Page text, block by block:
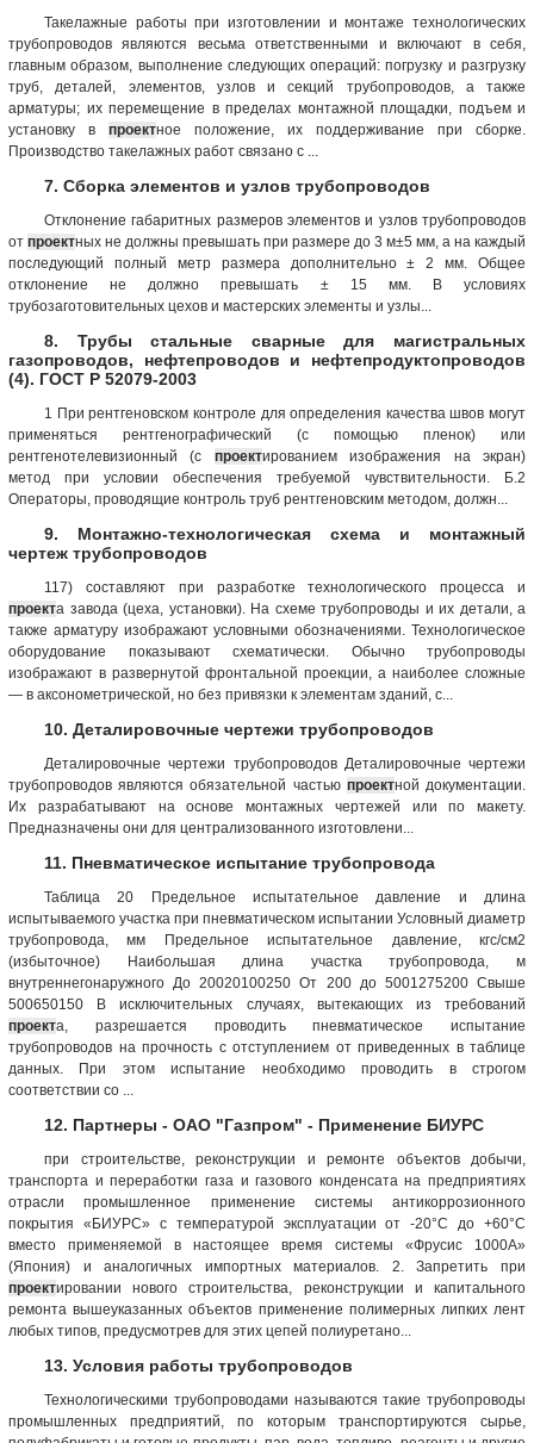
Такелажные работы при изготовлении и монтаже технологических
трубопроводов являются весьма ответственными и включают в себя,
главным образом, выполнение следующих операций: погрузку и разгрузку
труб, деталей, элементов, узлов и секций трубопроводов, а также
арматуры; их перемещение в пределах монтажной площадки, подъем и
установку в проектное положение, их поддерживание при сборке.
Производство такелажных работ связано с ...
7. Сборка элементов и узлов трубопроводов
Отклонение габаритных размеров элементов и узлов трубопроводов
от проектных не должны превышать при размере до 3 м±5 мм, а на каждый
последующий полный метр размера дополнительно ± 2 мм. Общее
отклонение не должно превышать ± 15 мм. В условиях
трубозаготовительных цехов и мастерских элементы и узлы...
8. Трубы стальные сварные для магистральных
газопроводов, нефтепроводов и нефтепродуктопроводов
(4). ГОСТ Р 52079-2003
1 При рентгеновском контроле для определения качества швов могут
применяться рентгенографический (с помощью пленок) или
рентгенотелевизионный (с проектированием изображения на экран)
метод при условии обеспечения требуемой чувствительности. Б.2
Операторы, проводящие контроль труб рентгеновским методом, должн...
9. Монтажно-технологическая схема и монтажный
чертеж трубопроводов
117) составляют при разработке технологического процесса и
проекта завода (цеха, установки). На схеме трубопроводы и их детали, а
также арматуру изображают условными обозначениями. Технологическое
оборудование показывают схематически. Обычно трубопроводы
изображают в развернутой фронтальной проекции, а наиболее сложные
— в аксонометрической, но без привязки к элементам зданий, с...
10. Деталировочные чертежи трубопроводов
Деталировочные чертежи трубопроводов Деталировочные чертежи
трубопроводов являются обязательной частью проектной документации.
Их разрабатывают на основе монтажных чертежей или по макету.
Предназначены они для централизованного изготовлени...
11. Пневматическое испытание трубопровода
Таблица 20 Предельное испытательное давление и длина
испытываемого участка при пневматическом испытании Условный диаметр
трубопровода, мм Предельное испытательное давление, кгс/см2
(избыточное) Наибольшая длина участка трубопровода, м
внутреннегонаружного До 20020100250 От 200 до 5001275200 Свыше
500650150 В исключительных случаях, вытекающих из требований
проекта, разрешается проводить пневматическое испытание
трубопроводов на прочность с отступлением от приведенных в таблице
данных. При этом испытание необходимо проводить в строгом
соответствии со ...
12. Партнеры - ОАО "Газпром" - Применение БИУРС
при строительстве, реконструкции и ремонте объектов добычи,
транспорта и переработки газа и газового конденсата на предприятиях
отрасли промышленное применение системы антикоррозионного
покрытия «БИУРС» с температурой эксплуатации от -20°С до +60°С
вместо применяемой в настоящее время системы «Фрусис 1000А»
(Япония) и аналогичных импортных материалов. 2. Запретить при
проектировании нового строительства, реконструкции и капитального
ремонта вышеуказанных объектов применение полимерных липких лент
любых типов, предусмотрев для этих цепей полиуретано...
13. Условия работы трубопроводов
Технологическими трубопроводами называются такие трубопроводы
промышленных предприятий, по которым транспортируются сырье,